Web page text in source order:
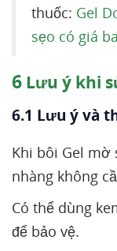
thuốc: Gel
sẹo có giá
6 Lưu ý khi
6.1 Lưu ý và
Khi bôi Gel mờ
nhàng không
Có thể dùng
để bảo vệ.